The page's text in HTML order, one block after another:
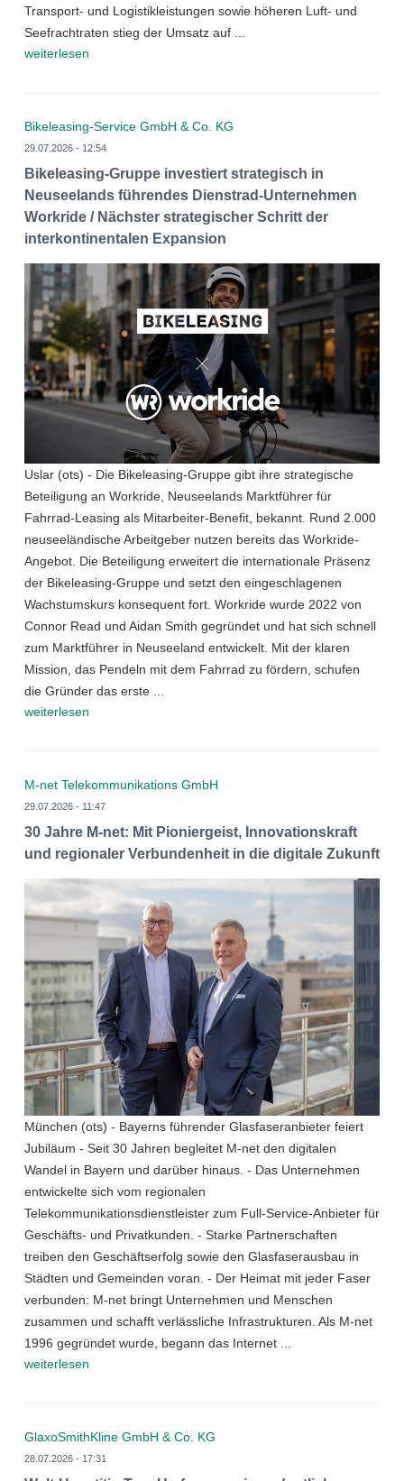
Transport- und Logistikleistungen sowie höheren Luft- und
Seefrachtraten stieg der Umsatz auf ...
weiterlesen
Bikeleasing-Service GmbH & Co. KG
29.07.2026 - 12:54
Bikeleasing-Gruppe investiert strategisch in
Neuseelands führendes Dienstrad-Unternehmen
Workride / Nächster strategischer Schritt der
interkontinentalen Expansion
Uslar (ots) - Die Bikeleasing-Gruppe gibt ihre strategische
Beteiligung an Workride, Neuseelands Marktführer für
Fahrrad-Leasing als Mitarbeiter-Benefit, bekannt. Rund 2.000
neuseeländische Arbeitgeber nutzen bereits das Workride-
Angebot. Die Beteiligung erweitert die internationale Präsenz
der Bikeleasing-Gruppe und setzt den eingeschlagenen
Wachstumskurs konsequent fort. Workride wurde 2022 von
Connor Read und Aidan Smith gegründet und hat sich schnell
zum Marktführer in Neuseeland entwickelt. Mit der klaren
Mission, das Pendeln mit dem Fahrrad zu fördern, schufen
die Gründer das erste ...
weiterlesen
M-net Telekommunikations GmbH
29.07.2026 - 11:47
30 Jahre M-net: Mit Pioniergeist, Innovationskraft
und regionaler Verbundenheit in die digitale Zukunft
München (ots) - Bayerns führender Glasfaseranbieter feiert
Jubiläum - Seit 30 Jahren begleitet M-net den digitalen
Wandel in Bayern und darüber hinaus. - Das Unternehmen
entwickelte sich vom regionalen
Telekommunikationsdienstleister zum Full-Service-Anbieter für
Geschäfts- und Privatkunden. - Starke Partnerschaften
treiben den Geschäftserfolg sowie den Glasfaserausbau in
Städten und Gemeinden voran. - Der Heimat mit jeder Faser
verbunden: M-net bringt Unternehmen und Menschen
zusammen und schafft verlässliche Infrastrukturen. Als M-net
1996 gegründet wurde, begann das Internet ...
weiterlesen
GlaxoSmithKline GmbH & Co. KG
28.07.2026 - 17:31